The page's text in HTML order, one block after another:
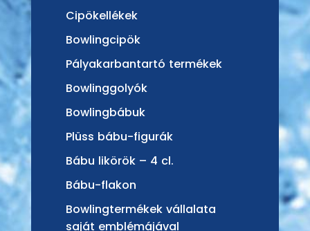
Cipökellékek
Bowlingcipök
Pályakarbantartó termékek
Bowlinggolyók
Bowlingbábuk
Plüss bábu-figurák
Bábu likörök – 4 cl.
Bábu-flakon
Bowlingtermékek vállalata
saját emblémájával